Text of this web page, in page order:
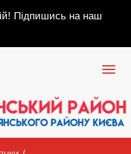
Підпишись на наш